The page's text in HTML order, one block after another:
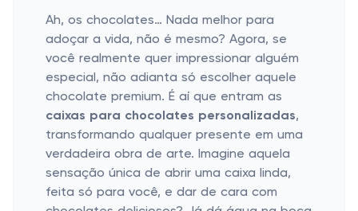
Ah, os chocolates… Nada melhor para
adoçar a vida, não é mesmo? Agora, se
você realmente quer impressionar alguém
especial, não adianta só escolher aquele
chocolate premium. É aí que entram as
caixas para chocolates personalizadas,
transformando qualquer presente em uma
verdadeira obra de arte. Imagine aquela
sensação única de abrir uma caixa linda,
feita só para você, e dar de cara com